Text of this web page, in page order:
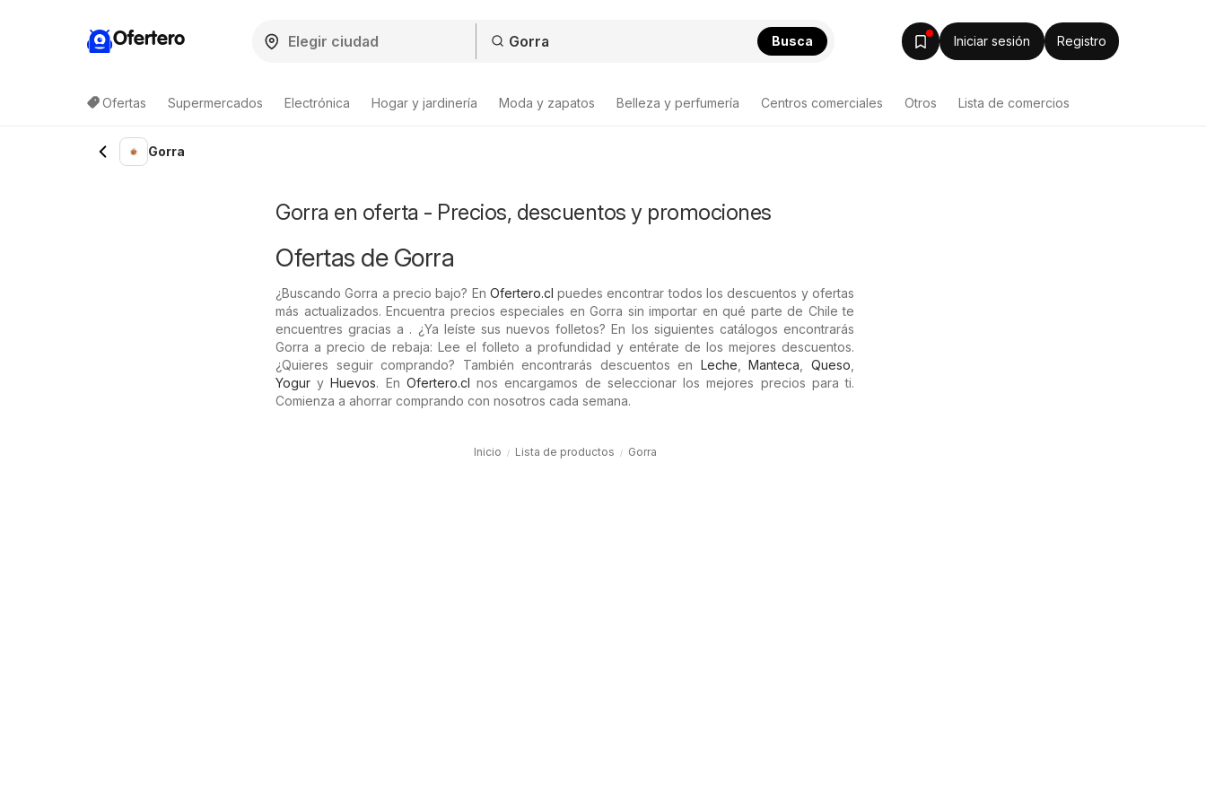
Ofertero Busca Iniciar sesión Registro
Ofertas Supermercados Electrónica Hogar y jardinería Moda y zapatos Belleza y perfumería Centros comerciales Otros Lista de comercios
Lista de productos
Gorra
Gorra en oferta - Precios, descuentos y promociones
Ofertas de Gorra
¿Buscando Gorra a precio bajo? En Ofertero.cl puedes encontrar todos los descuentos y ofertas
más actualizados. Encuentra precios especiales en Gorra sin importar en qué parte de Chile te
encuentres gracias a . ¿Ya leíste sus nuevos folletos? En los siguientes catálogos encontrarás
Gorra a precio de rebaja: Lee el folleto a profundidad y entérate de los mejores descuentos.
¿Quieres seguir comprando? También encontrarás descuentos en Leche ,Manteca ,Queso
Yogur yHuevos. En Ofertero.cl nos encargamos de seleccionar los mejores precios para ti.
Comienza a ahorrar comprando con nosotros cada semana.
Inicio Lista de productos Gorra